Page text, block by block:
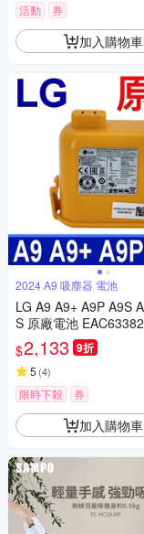
活動 券
加入購物車
2024 A9 吸塵器 電池
LG A9 A9+ A9P A9S
S 原廠電池
用 EAC63758603 EAC6
$2,133 9折
5 (4)
限時下殺 券
加入購物車